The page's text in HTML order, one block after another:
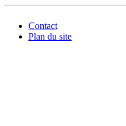
Contact
Plan du site